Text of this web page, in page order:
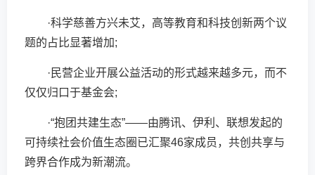
·科学慈善方兴未艾，高等教育和科技创新两个议
题的占比显著增加;
·民营企业开展公益活动的形式越来越多元，而不
仅仅归口于基金会;
·“抱团共建生态”——由腾讯、伊利、联想发起的
可持续社会价值生态圈已汇聚46家成员，共创共享与
跨界合作成为新潮流。